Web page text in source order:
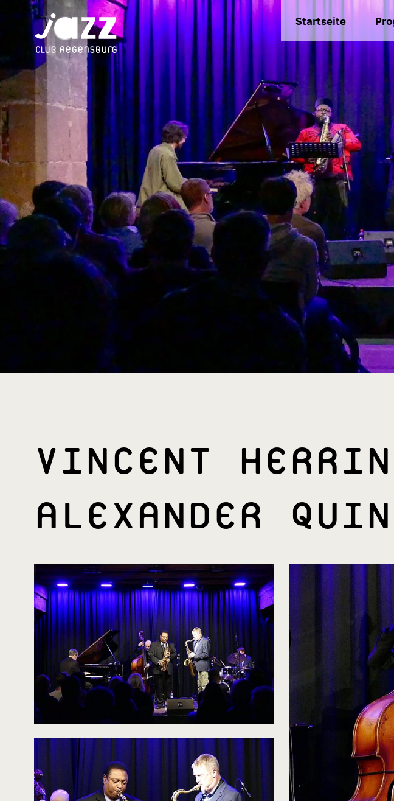
Startseite
VINCENT
ALEXANDER